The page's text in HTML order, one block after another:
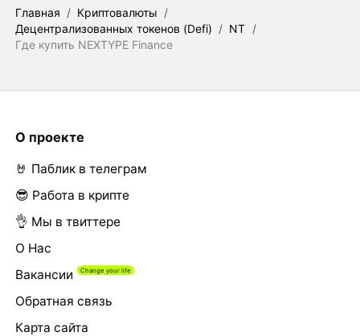
Главная / Криптовалюты /
Децентрализованных токенов (Defi) / NT /
Где купить NEXTYPE Finance
О проекте
🤘 Паблик в телеграм
😎 Работа в крипте
👌 Мы в твиттере
О Нас
Вакансии
Обратная связь
Карта сайта